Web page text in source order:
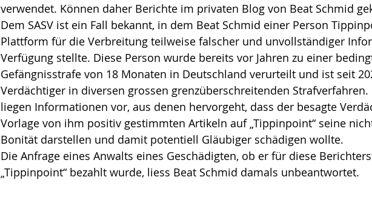
verwendet. Können daher Berichte im privaten Blog von Beat Schmid
Dem SASV ist ein Fall bekannt, in dem Beat Schmid einer Person
Plattform für die Verbreitung teilweise falscher und unvollständiger
Verfügung stellte. Diese Person wurde bereits vor Jahren zu einer
Gefängnisstrafe von 18 Monaten in Deutschland verurteilt und ist seit
Verdächtiger in diversen grossen grenzüberschreitenden Strafverfahren.
liegen Informationen vor, aus denen hervorgeht, dass der besagte
Vorlage von ihm positiv gestimmten Artikeln auf „Tippinpoint“ seine
Bonität darstellen und damit potentiell Gläubiger schädigen wollte.
Die Anfrage eines Anwalts eines Geschädigten, ob er für diese
„Tippinpoint“ bezahlt wurde, liess Beat Schmid damals unbeantwortet.